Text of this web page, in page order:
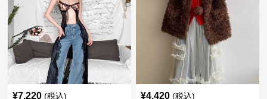
¥7,220 (税込) ¥4,420 (税込)